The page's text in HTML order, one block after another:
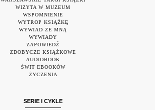
WIZYTA W MUZEUM
WSPOMNIENIE
WYTROP KSIĄŻKĘ
WYWIAD ZE MNĄ
WYWIADY
ZAPOWIEDŹ
ZDOBYCZE KSIĄŻKOWE
AUDIOBOOK
ŚWIT EBOOKÓW
ŻYCZENIA
SERIE I CYKLE